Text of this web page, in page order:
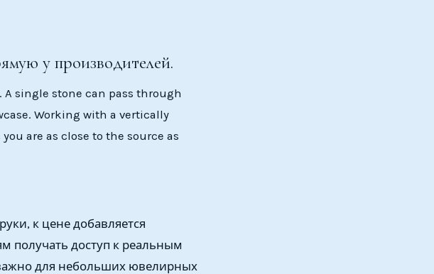
у производителей.
single stone can pass through
Working with a vertically
are as close to the source as
к цене добавляется
получать доступ к реальным
для небольших ювелирных